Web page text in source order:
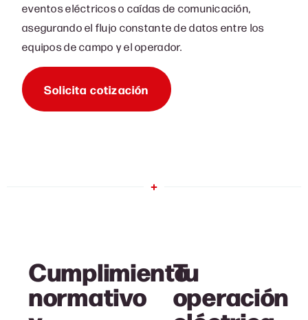
eventos eléctricos o caídas de comunicación,
asegurando el flujo constante de datos entre los
equipos de campo y el operador.
Solicita cotización
Cumplimiento
normativo
Tu
operación